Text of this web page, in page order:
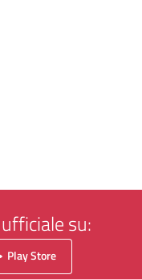
su:
Play Store